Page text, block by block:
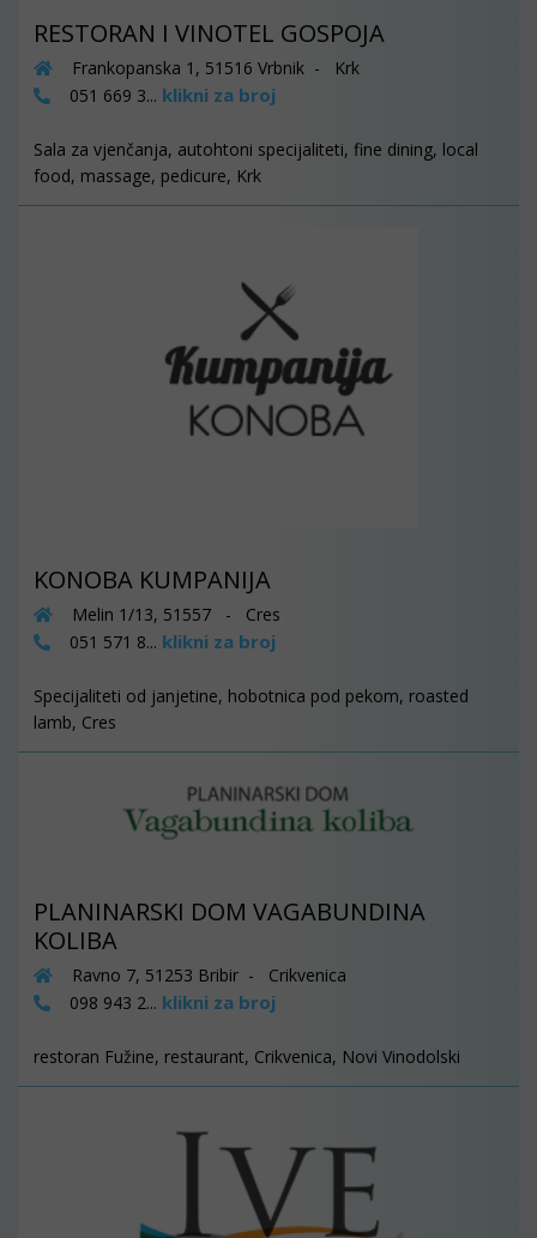
RESTORAN I VINOTEL GOSPOJA
Frankopanska 1, 51516 Vrbnik - Krk
051 669 3... klikni za broj
Sala za vjenčanja, autohtoni specijaliteti, fine dining, local
food, massage, pedicure, Krk
KONOBA KUMPANIJA
Melin 1/13, 51557 - Cres
051 571 8... klikni za broj
Specijaliteti od janjetine, hobotnica pod pekom, roasted
lamb, Cres
PLANINARSKI DOM VAGABUNDINA
KOLIBA
Ravno 7, 51253 Bribir - Crikvenica
098 943 2... klikni za broj
restoran Fužine, restaurant, Crikvenica, Novi Vinodolski